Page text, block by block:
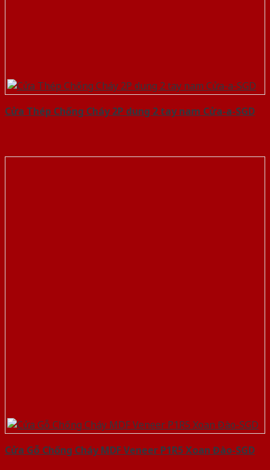
Cửa Thép Chống Cháy 2P dung 2 tay nam Cửa-a-SGD
Cửa Gỗ Chống Cháy MDF Veneer P1R5 Xoan Đào-SGD